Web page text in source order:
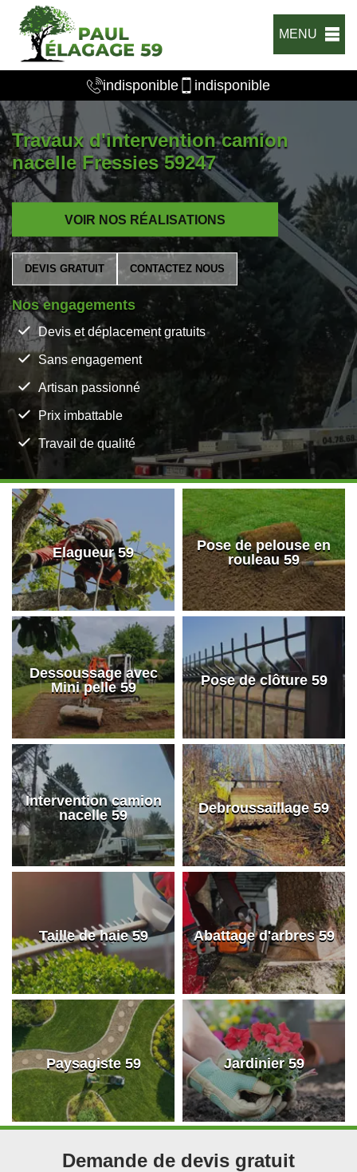
MENU
indisponible indisponible
Travaux d'intervention camion
nacelle Fressies 59247
VOIR NOS RÉALISATIONS
DEVIS GRATUIT CONTACTEZ NOUS
Nos engagements
Devis et déplacement gratuits
Sans engagement
Artisan passionné
Prix imbattable
Travail de qualité
Elagueur 59
Pose de pelouse en
rouleau 59
Dessoussage avec
Mini pelle 59
Pose de clôture 59
Intervention camion
nacelle 59
Debroussaillage 59
Taille de haie 59 Abattage d'arbres 59
Paysagiste 59 Jardinier 59
Demande de devis gratuit